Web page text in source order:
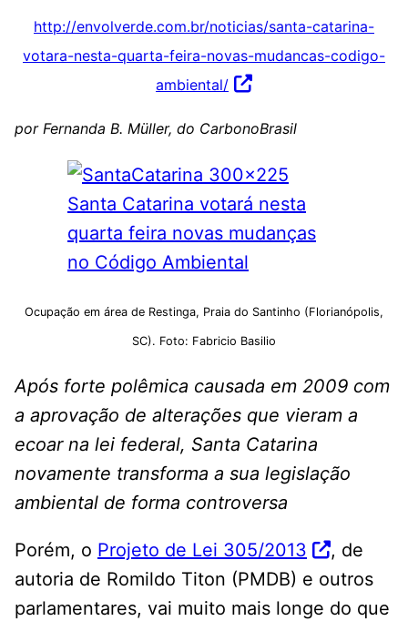
http://envolverde.com.br/noticias/santa-catarina-
votara-nesta-quarta-feira-novas-mudancas-codigo-
ambiental/
por Fernanda B. Müller, do CarbonoBrasil
Ocupação em área de Restinga, Praia do Santinho (Florianópolis,
SC). Foto: Fabricio Basilio
Após forte polêmica causada em 2009 com
a aprovação de alterações que vieram a
ecoar na lei federal, Santa Catarina
novamente transforma a sua legislação
ambiental de forma controversa
Porém, o Projeto de Lei 305/2013
, de
autoria de Romildo Titon (PMDB) e outros
parlamentares, vai muito mais longe do que